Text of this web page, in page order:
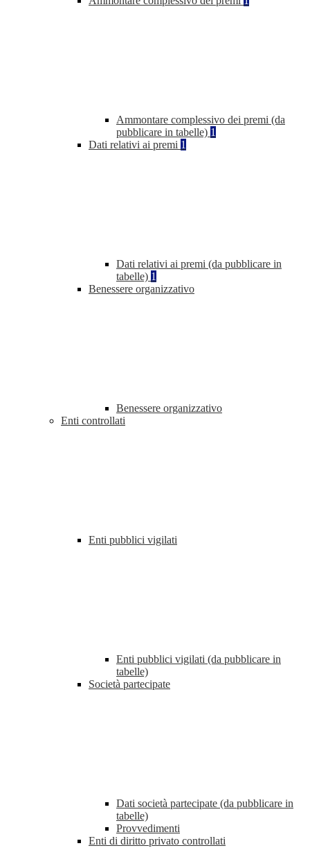
Ammontare complessivo dei premi (da
pubblicare in tabelle) 1
Dati relativi ai premi 1
Dati relativi ai premi (da pubblicare in
tabelle) 1
Benessere organizzativo
Benessere organizzativo
Enti controllati
Enti pubblici vigilati
Enti pubblici vigilati (da pubblicare in
tabelle)
Società partecipate
Dati società partecipate (da pubblicare in
tabelle)
Provvedimenti
Enti di diritto privato controllati